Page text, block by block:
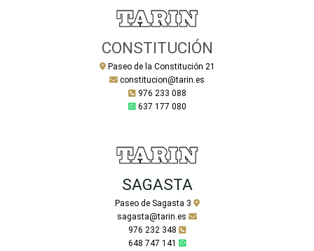
CONSTITUCIÓN
Paseo de la Constitución 21
constitucion@tarin.es
976 233 088
637 177 080
SAGASTA
Paseo de Sagasta 3
sagasta@tarin.es
976 232 348
648 747 141